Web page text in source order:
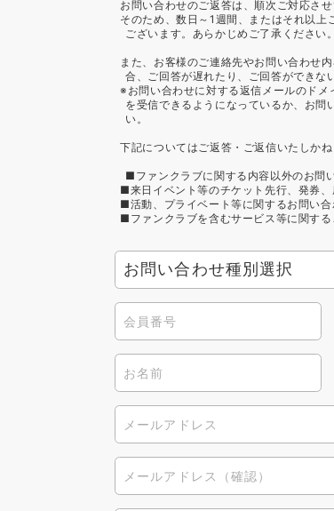
お問い合わせのご返答は、順次ご対応させ
そのため、数日～1週間、またはそれ以
ございます。あらかじめご了承ください。
また、お客様のご連絡先やお問い合わせ
合、ご回答が遅れたり、ご回答ができな
※お問い合わせに対する返信メールのド
を受信できるようになっているか、お問
い。
下記についてはご返答・ご返信いたしかね
■ファンクラブに関する内容以外のお問
■来日イベント等のチケット先行、発券
■活動、プライベート等に関するお問い合
■ファンクラブを含むサービス等に関する